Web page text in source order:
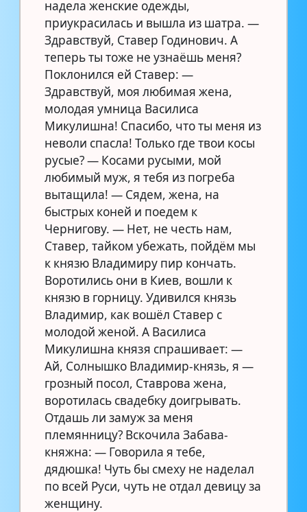
надела женские одежды,
приукрасилась и вышла из шатра. —
Здравствуй, Ставер Годинович. А
теперь ты тоже не узнаёшь меня?
Поклонился ей Ставер: —
Здравствуй, моя любимая жена,
молодая умница Василиса
Микулишна! Спасибо, что ты меня из
неволи спасла! Только где твои косы
русые? — Косами русыми, мой
любимый муж, я тебя из погреба
вытащила! — Сядем, жена, на
быстрых коней и поедем к
Чернигову. — Нет, не честь нам,
Ставер, тайком убежать, пойдём мы
к князю Владимиру пир кончать.
Воротились они в Киев, вошли к
князю в горницу. Удивился князь
Владимир, как вошёл Ставер с
молодой женой. А Василиса
Микулишна князя спрашивает: —
Ай, Солнышко Владимир-князь, я —
грозный посол, Ставрова жена,
воротилась свадебку доигрывать.
Отдашь ли замуж за меня
племянницу? Вскочила Забава-
княжна: — Говорила я тебе,
дядюшка! Чуть бы смеху не наделал
по всей Руси, чуть не отдал девицу за
женщину.